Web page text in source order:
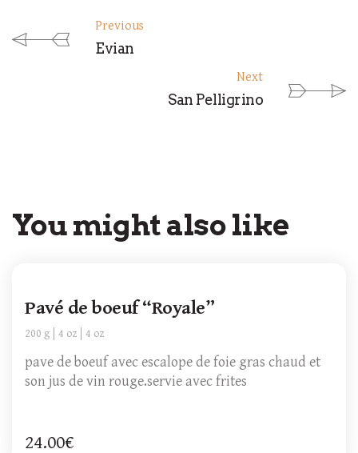
Previous
Evian
Next
San Pelligrino
You might also like
Pavé de boeuf “Royale”
200 g 4 oz 4 oz
pave de boeuf avec escalope de foie gras chaud et
son jus de vin rouge.servie avec frites
24.00€